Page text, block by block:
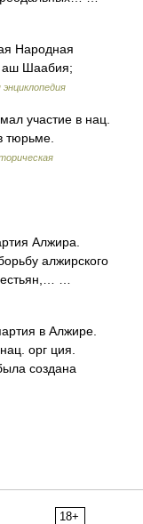
Народная
аш Шаабия;
участие в нац.
тюрьме.
Алжира.
алжирского
…
в Алжире.
орг ция.
создана
18+